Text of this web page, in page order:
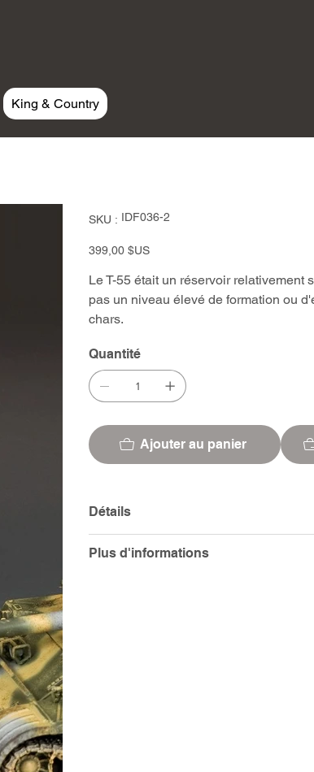
King & Country
SKU : SKU
IDF036-
IDF036-2
Prix
399,00 $US
Le T-55 était un réservoir relativement
pas un niveau élevé de formation ou
chars.
Quantité
Ajouter au panier
Détails
Plus d'informations